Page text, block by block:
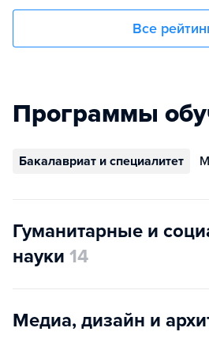
Все
Программы
Бакалавриат и специалитет
Гуманитарные и
науки 14
Медиа, дизайн и